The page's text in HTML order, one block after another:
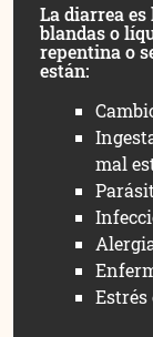
La diarrea es
blandas o
repentina o
están:
mal
Estrés